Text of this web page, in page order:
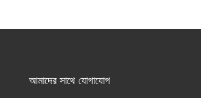
আমাদের সাথে যোগাযোগ